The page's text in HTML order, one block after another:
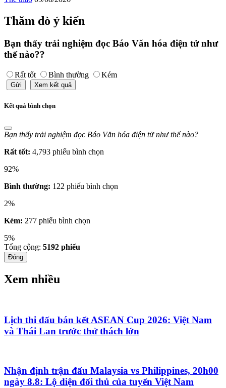
Thăm dò ý kiến
Bạn thấy trải nghiệm đọc Báo Văn hóa điện tử như
thế nào??
Rất tốt Bình thường Kém
Gửi Xem kết quả
Kết quả bình chọn
Bạn thấy trải nghiệm đọc Báo Văn hóa điện tử như thế nào?
Rất tốt: 4,793 phiếu bình chọn
92%
Bình thường: 122 phiếu bình chọn
2%
Kém: 277 phiếu bình chọn
5%
Tổng cộng: 5192 phiếu
Đóng
Xem nhiều
Lịch thi đấu bán kết ASEAN Cup 2026: Việt Nam
và Thái Lan trước thử thách lớn
Nhận định trận đấu Malaysia vs Philippines, 20h00
ngày 8.8: Lộ diện đối thủ của tuyển Việt Nam